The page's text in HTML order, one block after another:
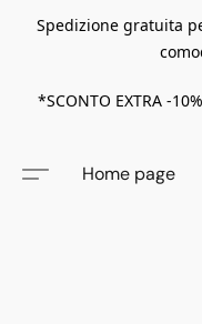
Spedizione gratuita
*SCONTO EXTRA -
Home page